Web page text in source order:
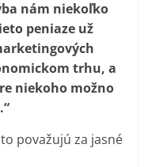
nám niekoľko
peniaze už
trhu, a
niekoho možno
považujú za jasné